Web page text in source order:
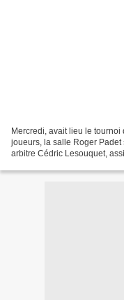
Mercredi, avait lieu le tournoi
joueurs, la salle Roger Padet
arbitre Cédric Lesouquet,